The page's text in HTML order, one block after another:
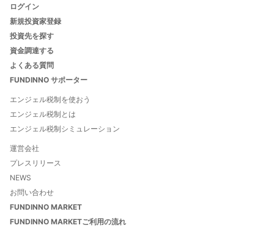
ログイン
新規投資家登録
投資先を探す
資金調達する
よくある質問
FUNDINNO サポーター
エンジェル税制を使おう
エンジェル税制とは
エンジェル税制シミュレーション
運営会社
プレスリリース
NEWS
お問い合わせ
FUNDINNO MARKET
FUNDINNO MARKETご利用の流れ